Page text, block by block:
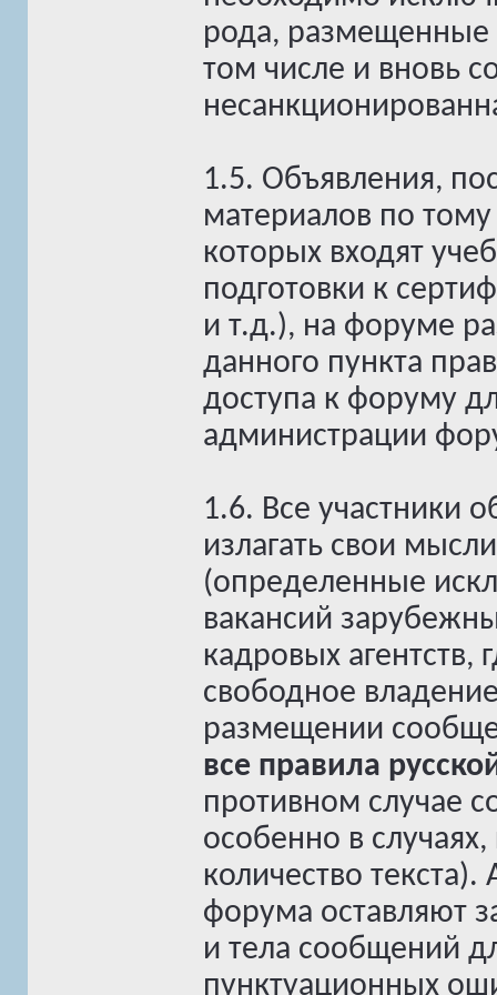
рода, размещенные
том числе и вновь
1.5. Объявления,
материалов по
которых входят
подготовки к
и т.д.), на форуме
данного пункта
доступа к форуму
администрации
1.6. Все участники
излагать свои
(определенные
вакансий
кадровых агентств,
свободное
размещении
все правила
противном случае
особенно в
количество
форума оставляют
и тела сообщений
пунктуационных